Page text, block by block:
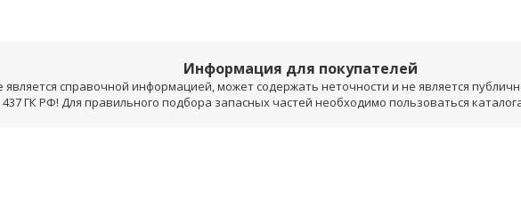
Информация для покупателей
является справочной информацией, может содержать неточности и не является
437 ГК РФ! Для правильного подбора запасных частей необходимо пользоваться